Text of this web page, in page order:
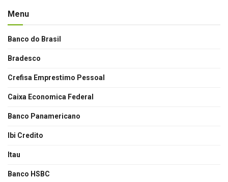
Menu
Banco do Brasil
Bradesco
Crefisa Emprestimo Pessoal
Caixa Economica Federal
Banco Panamericano
Ibi Credito
Itau
Banco HSBC